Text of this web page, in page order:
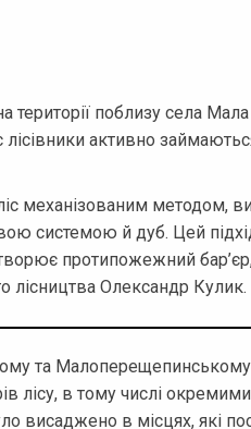
території поблизу села
активно
механізованим методом,
системою й дуб. Цей
протипожежний
лісництва Олександр Кулик.
та Малоперещепинському
лісу, в тому числі
висаджено в місцях, які